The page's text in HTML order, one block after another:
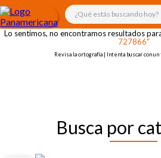
¿Qué estás buscando
Lo sentimos, no encontramos resultados
727866"
Revisa la ortografía | Intenta buscar con
Busca por